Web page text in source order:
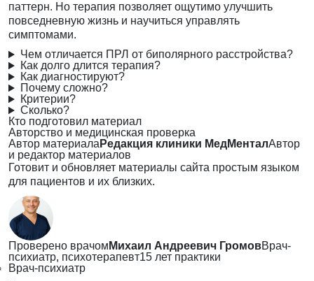
паттерн. Но терапия позволяет ощутимо улучшить
повседневную жизнь и научиться управлять
симптомами.
Чем отличается ПРЛ от биполярного расстройства?
Как долго длится терапия?
Как диагностируют?
Почему сложно?
Критерии?
Сколько?
Кто подготовил материал
Авторство и медицинская проверка
Автор материала Редакция клиники МедМенталАвтор
и редактор материалов
Готовит и обновляет материалы сайта простым языком
для пациентов и их близких.
Проверено врачом Михаил Андреевич ГромовВрач-
психиатр, психотерапевт15 лет практики
Врач-психиатр